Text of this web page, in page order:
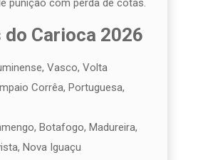
punição com perda de cotas.
do Carioca 2026
Vasco, Volta
Corrêa, Portuguesa,
Botafogo, Madureira,
Nova Iguaçu